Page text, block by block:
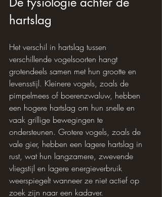
hartslag
Het verschil in hartslag tussen
verschillende vogelsoorten hangt
grotendeels samen met hun grootte en
levensstijl. Kleinere vogels, zoals de
pimpelmees of boerenzwaluw, hebben
een hogere hartslag om hun snelle en
vaak grillige bewegingen te
ondersteunen. Grotere vogels, zoals de
vale gier, hebben een lagere hartslag in
rust, wat hun langzamere, zwevende
vliegstijl en lagere energieverbruik
weerspiegelt wanneer ze niet actief op
zoek zijn naar een kadaver.